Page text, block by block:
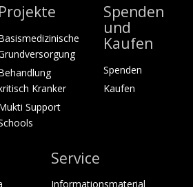
Projekte
Kranker
Support
Spenden
und
Kaufen
Spenden
Kaufen
Service
Informationsmaterial